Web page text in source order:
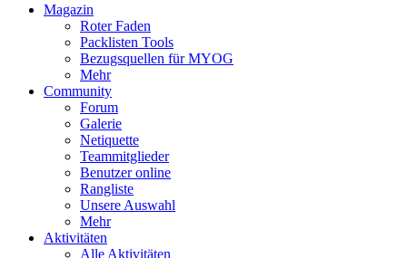
Magazin
Roter Faden
Packlisten Tools
Bezugsquellen für MYOG
Mehr
Community
Forum
Galerie
Netiquette
Teammitglieder
Benutzer online
Rangliste
Unsere Auswahl
Mehr
Aktivitäten
Alle Aktivitäten